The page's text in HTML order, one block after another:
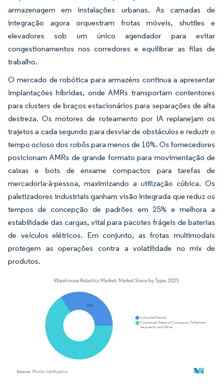
armazenagem em instalações urbanas. As camadas de
integração agora orquestram frotas móveis, shuttles e
elevadores sob um único agendador para evitar
congestionamentos nos corredores e equilibrar as filas de
trabalho.
O mercado de robótica para armazéns continua a apresentar
implantações híbridas, onde AMRs transportam contentores
para clusters de braços estacionários para separações de alta
destreza. Os motores de roteamento por IA replanejam os
trajetos a cada segundo para desviar de obstáculos e reduzir o
tempo ocioso dos robôs para menos de 10%. Os fornecedores
posicionam AMRs de grande formato para movimentação de
caixas e bots de enxame compactos para tarefas de
mercadoria-à-pessoa, maximizando a utilização cúbica. Os
paletizadores industriais ganham visão integrada que reduz os
tempos de concepção de padrões em 25% e melhora a
estabilidade das cargas, vital para pacotes frágeis de baterias
de veículos elétricos. Em conjunto, as frotas multimodais
protegem as operações contra a volatilidade no mix de
produtos.